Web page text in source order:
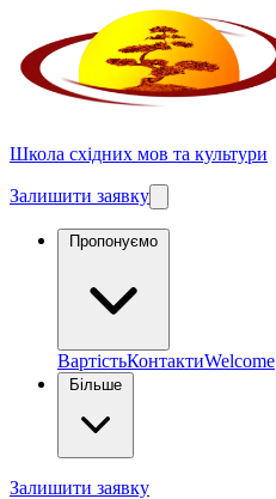
Школа східних мов та культури
Залишити заявку
ВартістьКонтактиWelcome
Залишити заявку